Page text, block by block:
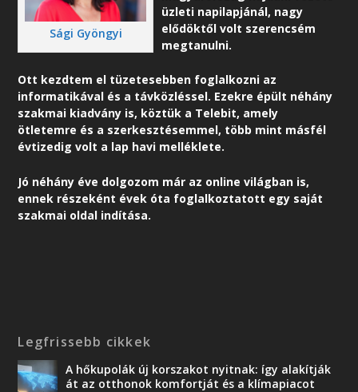
Sági Gyöngyi
üzleti napilapjánál, nagy
elődöktől volt szerencsém
megtanulni.
Ott kezdtem el tüzetesebben foglalkozni az
informatikával és a távközléssel. Ezekre épült néhány
szakmai kiadvány is, köztük a Telebit, amely
ötletemre és a szerkesztésemmel, több mint másfél
évtizedig volt a lap havi melléklete.
Jó néhány éve dolgozom már az online világban is,
ennek részeként évek óta foglalkoztatott egy saját
szakmai oldal indítása.
Legfrissebb cikkek
A hőkupolák új korszakot nyitnak: így alakítják
át az otthonok komfortját és a klímapiacot